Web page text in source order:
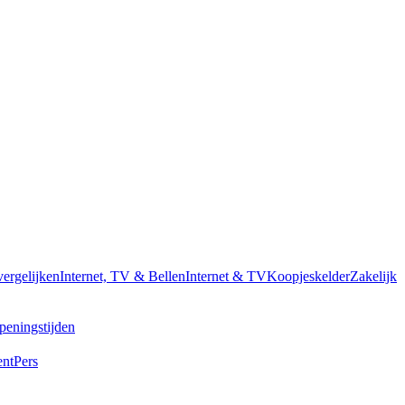
Internet, TV & BellenInternet & TVKoopjeskelderZakelijk
Pers